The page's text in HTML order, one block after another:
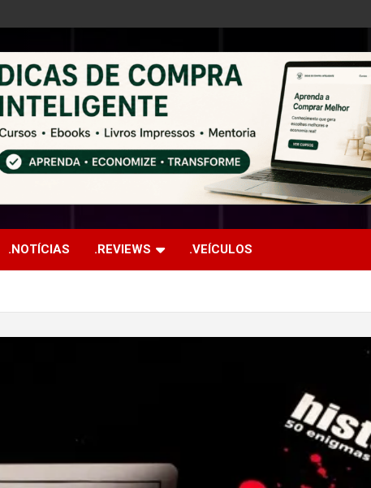
.NOTÍCIAS .REVIEWS .VEÍCULOS